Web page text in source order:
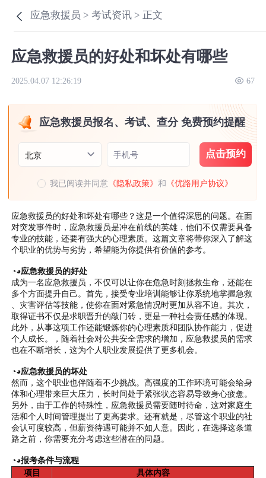
应急救援员 >考试资讯 > 正文
应急救援员的好处和坏处有哪些
2025.04.07 12:26:19 67
应急救援员报名、考试、查分 免费预约提醒
北京 手机号 点击预约
我已阅读并同意 《隐私政策》和 《优路用户协议》
应急救援员的好处和坏处有哪些？这是一个值得深思的问题。在面
对突发事件时，应急救援员是冲在前线的英雄，他们不仅需要具备
专业的技能，还要有强大的心理素质。这篇文章将带你深入了解这
个职业的优势与劣势，希望能为你提供有价值的参考。
◔◕应急救援员的好处
成为一名应急救援员，不仅可以让你在危急时刻拯救生命，还能在
多个方面提升自己。首先，接受专业培训能够让你系统地掌握急救
、灾害评估等技能，使你在面对紧急情况时更加从容不迫。其次，
取得证书不仅是求职晋升的敲门砖，更是一种社会责任感的体现。
此外，从事这项工作还能锻炼你的心理素质和团队协作能力，促进
个人成长。，随着社会对公共安全需求的增加，应急救援员的需求
也在不断增长，这为个人职业发展提供了更多机会。
◔◕应急救援员的坏处
然而，这个职业也伴随着不少挑战。高强度的工作环境可能会给身
体和心理带来巨大压力，长时间处于紧张状态容易导致身心疲惫。
另外，由于工作的特殊性，应急救援员需要随时待命，这对家庭生
活和个人时间管理提出了更高要求。还有就是，尽管这个职业的社
会认可度较高，但薪资待遇可能并不如人意。因此，在选择这条道
路之前，你需要充分考虑这些潜在的问题。
◔◕报考条件与流程
项目
具体内容